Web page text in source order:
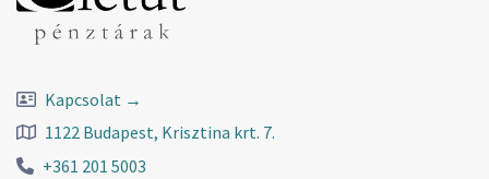
Kapcsolat →
1122 Budapest, Krisztina krt. 7.
+361 201 5003